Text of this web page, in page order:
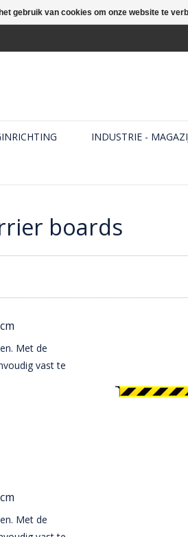
INDUSTRIE -
boards
Met de
vast te
Met de
gebruik van cookies om onze website te